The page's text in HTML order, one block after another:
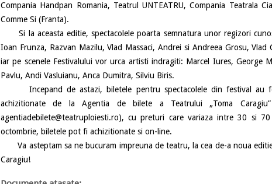
Compania Handpan Romania, Teatrul UNTEATRU, Compania Teatrala
Comme Si (Franta).
Si la aceasta editie, spectacolele poarta semnatura unor regizori
Ioan Frunza, Razvan Mazilu, Vlad Massaci, Andrei si Andreea Grosu, Vlad
iar pe scenele Festivalului vor urca artisti indragiti: Marcel Iures, George
Pavlu, Andi Vasluianu, Anca Dumitra, Silviu Biris.
Incepand de astazi, biletele pentru spectacolele din festival au
achizitionate de la Agentia de bilete a Teatrului „Toma
agentiadebilete@teatruploiesti.ro), cu preturi care variaza intre 30 si
octombrie, biletele pot fi achizitionate si on-line.
Va asteptam sa ne bucuram impreuna de teatru, la cea de-a noua
Caragiu!